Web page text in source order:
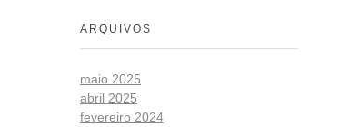
ARQUIVOS
maio 2025
abril 2025
fevereiro 2024